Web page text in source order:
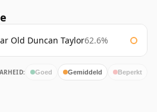
Old Duncan Taylor62.6%
Goed Gemiddeld Beperkt